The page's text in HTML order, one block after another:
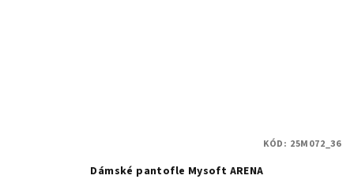
Dámské pantofle Mysoft ARENA
KÓD: 25M072_36